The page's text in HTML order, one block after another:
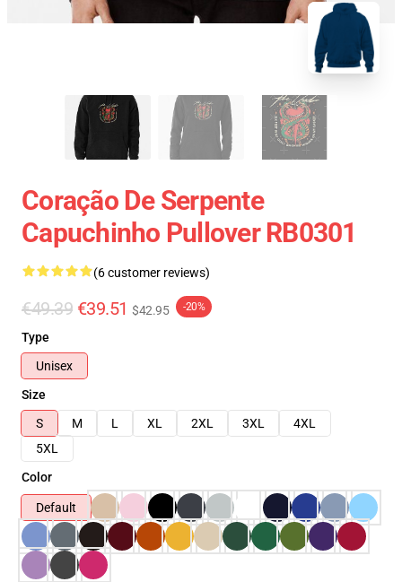
Coração De Serpente
Capuchinho Pullover RB0301
(6 customer reviews)
€49.39 €39.51 $42.95 -20%
Type
Unisex
Size
S
M L XL 2XL 3XL
4XL
5XL
Color
Default